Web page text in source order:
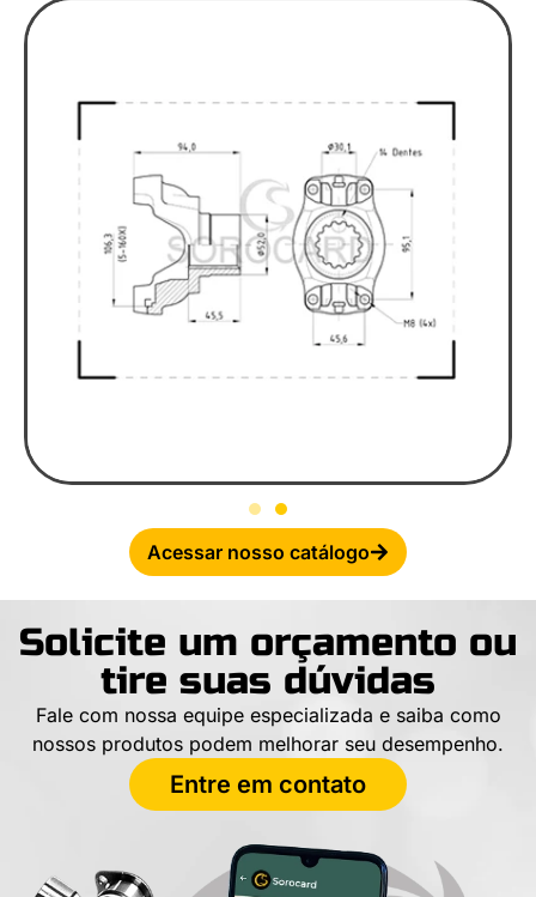
Acessar nosso catálogo
Solicite um orçamento ou
tire suas dúvidas
Fale com nossa equipe especializada e saiba como
nossos produtos podem melhorar seu desempenho.
Entre em contato